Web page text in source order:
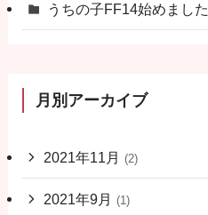
うちの子FF14始めました
月別アーカイブ
2021年11月 (2)
2021年9月 (1)